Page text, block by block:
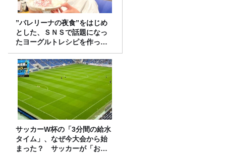
”バレリーナの夜食”をはじめ
とした、ＳＮＳで話題になっ
たヨーグルトレシピを作って
みた！
サッカーW杯の「3分間の給水
タイム」、なぜ今大会から始
まった？ サッカーが「お